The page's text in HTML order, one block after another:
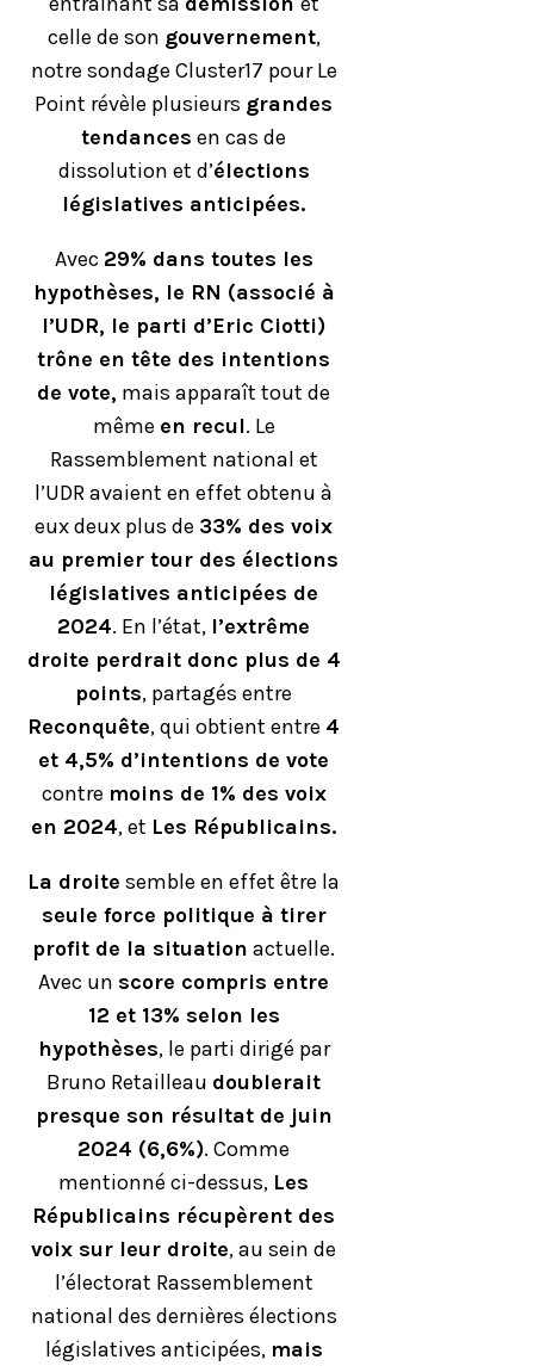
celle de son gouvernement,
notre sondage Cluster17 pour Le
Point révèle plusieurs grandes
tendances en cas de
dissolution et d’élections
législatives anticipées.
Avec 29% dans toutes les
hypothèses, le RN (associé à
l’UDR, le parti d’Eric Ciotti)
trône en tête des intentions
de vote, mais apparaît tout de
même en recul. Le
Rassemblement national et
l’UDR avaient en effet obtenu à
eux deux plus de 33% des voix
au premier tour des élections
législatives anticipées de
2024. En l’état, l’extrême
droite perdrait donc plus de 4
points, partagés entre
Reconquête, qui obtient entre 4
et 4,5% d’intentions de vote
contre moins de 1% des voix
en 2024, et Les Républicains.
La droite semble en effet être la
seule force politique à tirer
profit de la situation actuelle.
Avec un score compris entre
12 et 13% selon les
hypothèses, le parti dirigé par
Bruno Retailleau doublerait
presque son résultat de juin
2024 (6,6%). Comme
mentionné ci-dessus, Les
Républicains récupèrent des
voix sur leur droite, au sein de
l’électorat Rassemblement
national des dernières élections
législatives anticipées, mais